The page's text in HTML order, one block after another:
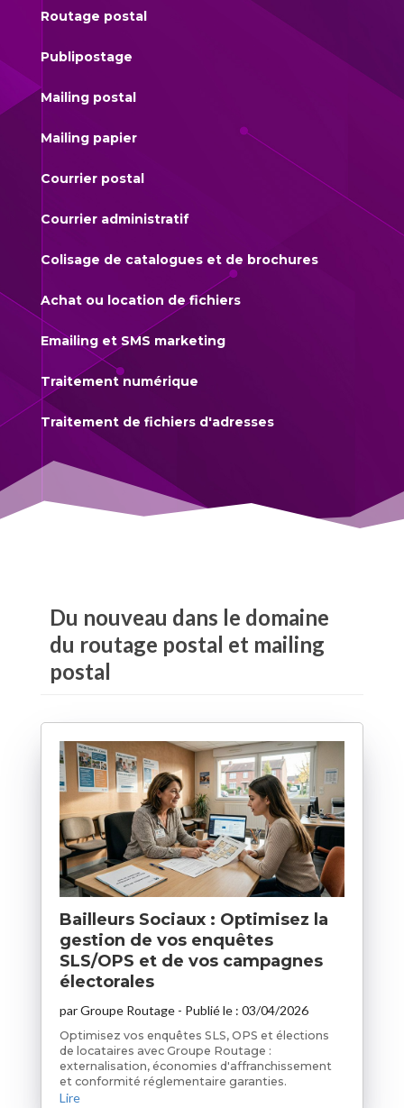
Routage postal
Publipostage
Mailing postal
Mailing papier
Courrier postal
Courrier administratif
Colisage de catalogues et de brochures
Achat ou location de fichiers
Emailing et SMS marketing
Traitement numérique
Traitement de fichiers d'adresses
Du nouveau dans le domaine
du routage postal et mailing
postal
Bailleurs Sociaux : Optimisez la
gestion de vos enquêtes
SLS/OPS et de vos campagnes
électorales
parGroupe Routage- Publié le : 03/04/2026
Optimisez vos enquêtes SLS, OPS et élections
de locataires avec Groupe Routage :
externalisation, économies d'affranchissement
et conformité réglementaire garanties.
Lire